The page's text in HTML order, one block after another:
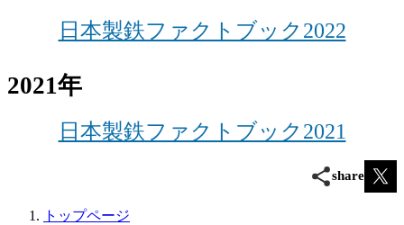
日本製鉄ファクトブック2022
2021年
日本製鉄ファクトブック2021
share
トップページ